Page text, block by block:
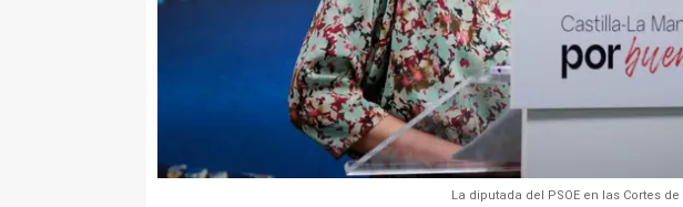
La diputada del PSOE en las Cortes